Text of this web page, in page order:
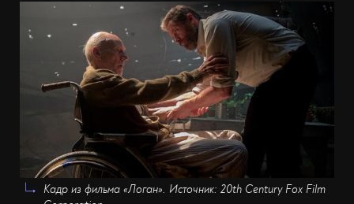
Кадр из фильма «Логан». Источник: 20th Century Fox Film